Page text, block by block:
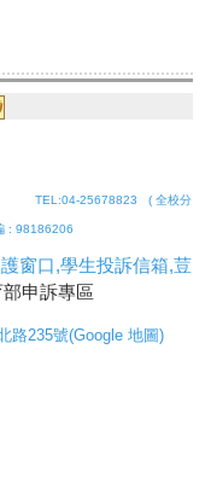
TEL:04-25678823 ( 全校分
98186206
窗口,學生投訴信箱,荳
申訴專區
路235號(Google 地圖)